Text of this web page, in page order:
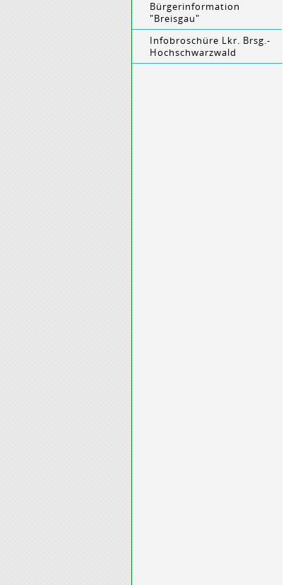
Bürgerinformation
"Breisgau"
Infobroschüre Lkr. Brsg.-
Hochschwarzwald